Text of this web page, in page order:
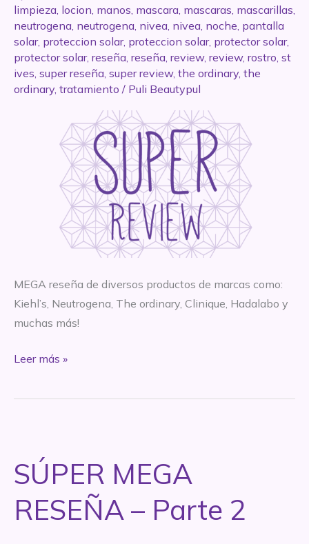
limpieza locion manos mascara mascaras mascarillas
neutrogena neutrogena nivea nivea noche pantalla
solar, proteccion solar, proteccion solar, protector solar,
protector solar, reseña reseña review, review, rostro st
ives super reseña super review, the ordinary the
ordinary tratamiento / Puli Beautypul
MEGA reseña de diversos productos de marcas como:
Kiehl’s, Neutrogena, The ordinary, Clinique, Hadalabo y
muchas más!
SÚPER
RESEÑA
Leer más »
SÚPER MEGA
RESEÑA – Parte 2